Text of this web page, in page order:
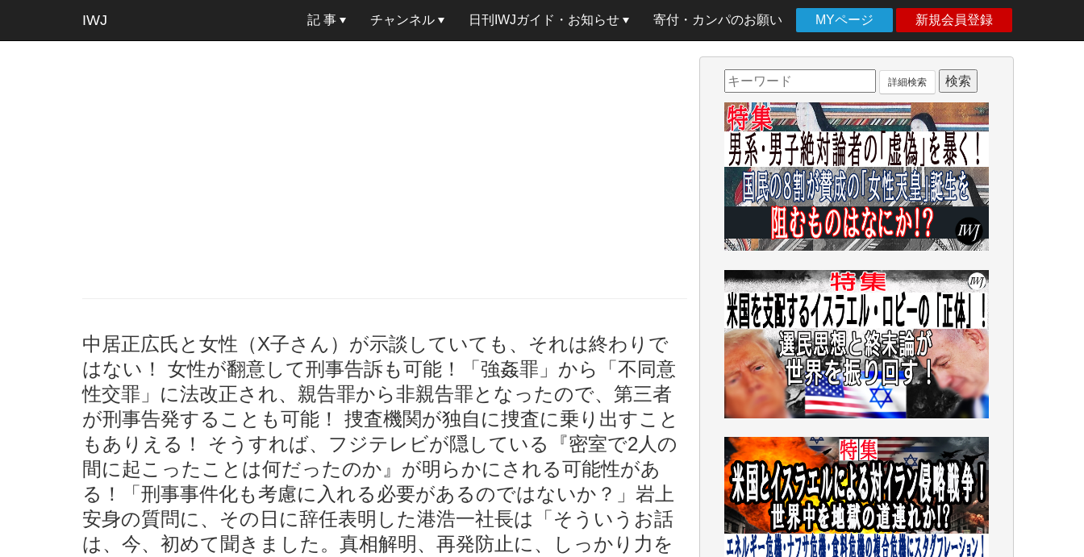
IWJ 記 事 チャンネル 日刊IWJガイド・お知らせ 寄付・カンパのお願い MYページ 新規会員登録
中居正広氏と女性（X子さん）が示談していても、それは終わりで
はない！ 女性が翻意して刑事告訴も可能！「強姦罪」から「不同意
性交罪」に法改正され、親告罪から非親告罪となったので、第三者
が刑事告発することも可能！ 捜査機関が独自に捜査に乗り出すこと
もありえる！ そうすれば、フジテレビが隠している『密室で2人の
間に起こったことは何だったのか』が明らかにされる可能性があ
る！「刑事事件化も考慮に入れる必要があるのではないか？」岩上
安身の質問に、その日に辞任表明した港浩一社長は「そういうお話
は、今、初めて聞きました。真相解明、再発防止に、しっかり力を
詳細検索